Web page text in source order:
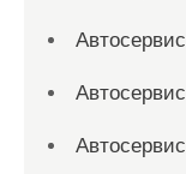
Автосервис
Автосервис
Автосервис